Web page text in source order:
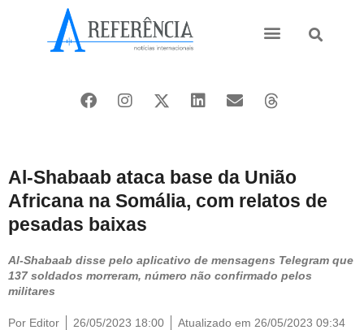
Al-Shabaab ataca base da União
Africana na Somália, com relatos de
pesadas baixas
Al-Shabaab disse pelo aplicativo de mensagens Telegram que
137 soldados morreram, número não confirmado pelos
militares
Por Editor 26/05/2023 18:00 Atualizado em 26/05/2023 09:34